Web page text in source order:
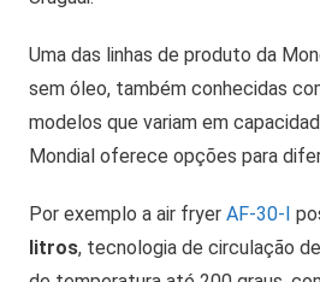
Uma das linhas de produto da
sem óleo, também conhecidas
modelos que variam em
Mondial oferece opções para
Por exemplo a air fryer AF-30-I
litros, tecnologia de circulação